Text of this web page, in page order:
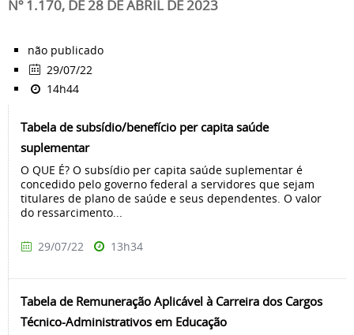
Nº 1.170, DE 28 DE ABRIL DE 2023
não publicado
29/07/22
14h44
Tabela de subsídio/benefício per capita saúde
suplementar
O QUE É? O subsídio per capita saúde suplementar é
concedido pelo governo federal a servidores que sejam
titulares de plano de saúde e seus dependentes. O valor
do ressarcimento...
29/07/22 13h34
Tabela de Remuneração Aplicável à Carreira dos Cargos
Técnico-Administrativos em Educação